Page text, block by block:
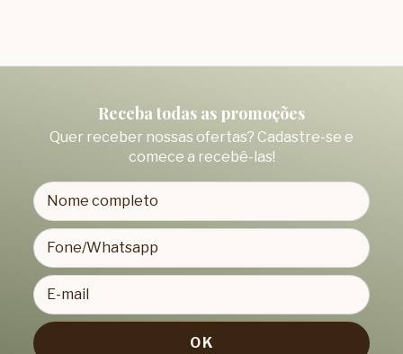
Receba todas as promoções
Quer receber nossas ofertas? Cadastre-se e
comece a recebê-las!